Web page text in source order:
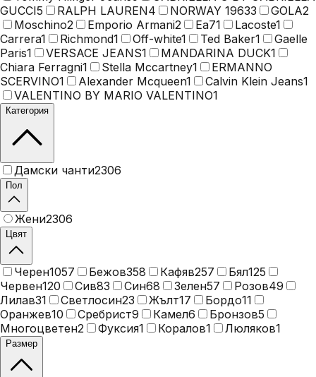
GUCCI5 RALPH LAUREN4 NORWAY 19633 GOLA2
Moschino2 Emporio Armani2 Ea71 Lacoste1
Carrera1 Richmond1 Off-white1 Ted Baker1
Gaelle
Paris1 VERSACE JEANS1 MANDARINA DUCK1
Chiara Ferragni1 Stella Mccartney1
ERMANNO
SCERVINO1 Alexander Mcqueen1 Calvin Klein Jeans1
VALENTINO BY MARIO VALENTINO1
Категория
Дамски чанти2306
Пол
Жени2306
Цвят
Черен1057 Бежов358 Кафяв257 Бял125
Червен120 Сив83 Син68 Зелен57 Розов49
Лилав31 Светлосин23 Жълт17 Бордо11
Оранжев10 Сребрист9 Камел6 Бронзов5
Многоцветен2 Фуксия1 Коралов1 Люляков1
Размер